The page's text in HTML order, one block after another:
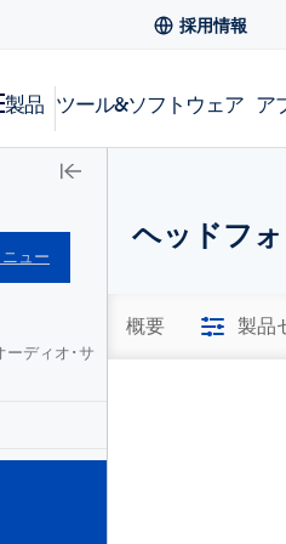
採用情報
製品 ツール&ソフトウェア ア
ュー
ーディオ･サ
ヘッドフ
概要 製品